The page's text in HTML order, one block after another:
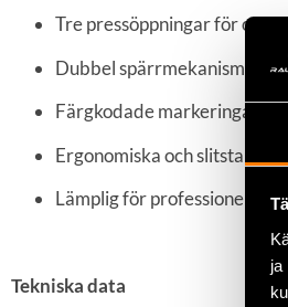
ja
Tre pressöppningar för
Dubbel spärrmekanism för
Färgkodade markeringar för
Ergonomiska och slitstarka
Lämplig för professionellt
Tekniska data